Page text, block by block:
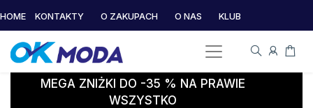
HOME KONTAKTY O ZAKUPACH O NAS KLUB
MEGA ZNIŻKI DO -35 % NA PRAWIE
WSZYSTKO